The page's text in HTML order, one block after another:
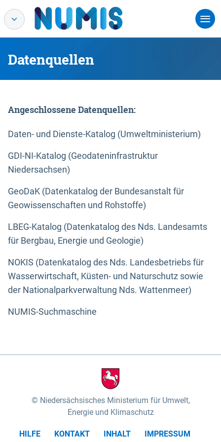
Datenquellen
Angeschlossene Datenquellen:
Daten- und Dienste-Katalog (Umweltministerium)
GDI-NI-Katalog (Geodateninfrastruktur
Niedersachsen)
GeoDaK (Datenkatalog der Bundesanstalt für
Geowissenschaften und Rohstoffe)
LBEG-Katalog (Datenkatalog des Nds. Landesamts
für Bergbau, Energie und Geologie)
NOKIS (Datenkatalog des Nds. Landesbetriebs für
Wasserwirtschaft, Küsten- und Naturschutz sowie
der Nationalparkverwaltung Nds. Wattenmeer)
NUMIS-Suchmaschine
Niedersächsisches Ministerium für Umwelt,
Energie und Klimaschutz
HILFE KONTAKT INHALT
IMPRESSUM